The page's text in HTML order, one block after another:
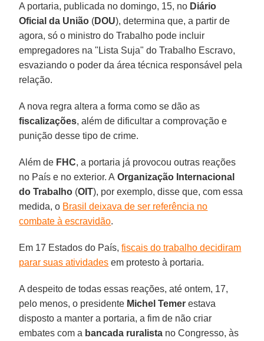
A portaria, publicada no domingo, 15, no Diário
Oficial da União (DOU), determina que, a partir de
agora, só o ministro do Trabalho pode incluir
empregadores na "Lista Suja" do Trabalho Escravo,
esvaziando o poder da área técnica responsável pela
relação.
A nova regra altera a forma como se dão as
fiscalizações, além de dificultar a comprovação e
punição desse tipo de crime.
Além de FHC, a portaria já provocou outras reações
no País e no exterior. A Organização Internacional
do Trabalho (OIT), por exemplo, disse que, com essa
medida, o Brasil deixava de ser referência no
combate à escravidão.
Em 17 Estados do País,fiscais do trabalho decidiram
parar suas atividades em protesto à portaria.
A despeito de todas essas reações, até ontem, 17,
pelo menos, o presidente Michel Temer estava
disposto a manter a portaria, a fim de não criar
embates com a bancada ruralista no Congresso, às